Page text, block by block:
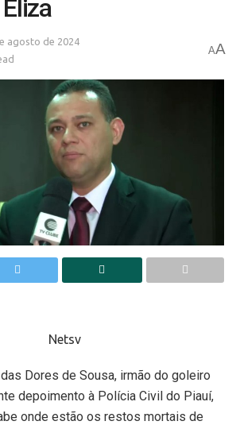
agosto de 2024
AA
Dores de Sousa, irmão do goleiro
depoimento à Polícia Civil do Piauí,
onde estão os restos mortais de